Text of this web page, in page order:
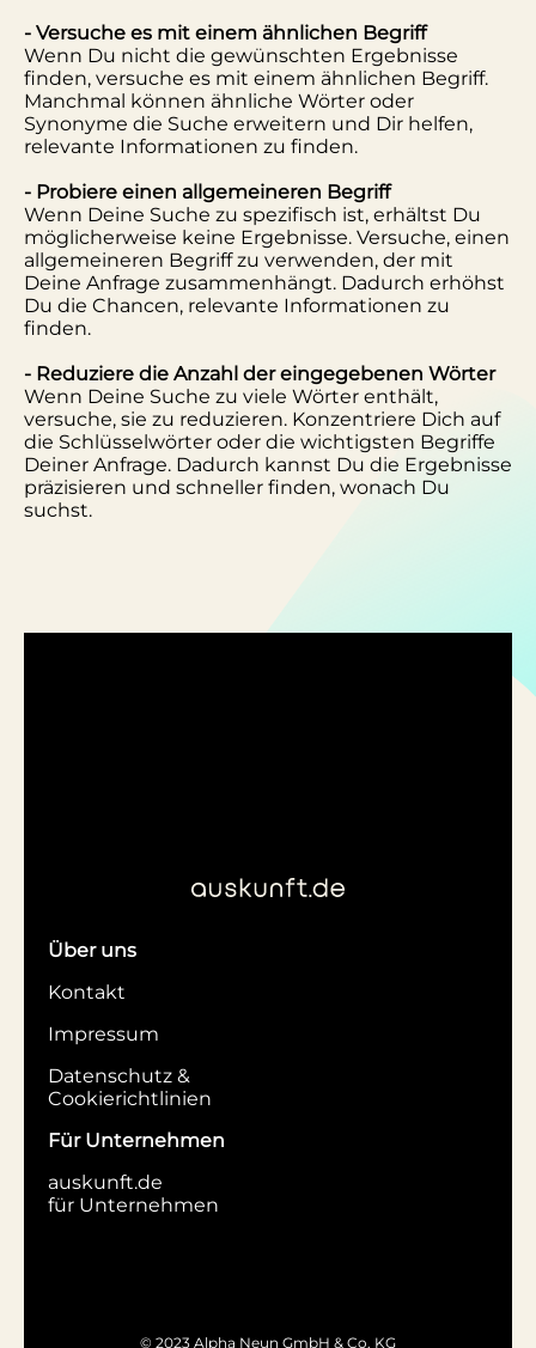
- Versuche es mit einem ähnlichen Begriff
Wenn Du nicht die gewünschten Ergebnisse
finden, versuche es mit einem ähnlichen Begriff.
Manchmal können ähnliche Wörter oder
Synonyme die Suche erweitern und Dir helfen,
relevante Informationen zu finden.
- Probiere einen allgemeineren Begriff
Wenn Deine Suche zu spezifisch ist, erhältst Du
möglicherweise keine Ergebnisse. Versuche, einen
allgemeineren Begriff zu verwenden, der mit
Deine Anfrage zusammenhängt. Dadurch erhöhst
Du die Chancen, relevante Informationen zu
finden.
- Reduziere die Anzahl der eingegebenen Wörter
Wenn Deine Suche zu viele Wörter enthält,
versuche, sie zu reduzieren. Konzentriere Dich auf
die Schlüsselwörter oder die wichtigsten Begriffe
Deiner Anfrage. Dadurch kannst Du die Ergebnisse
präzisieren und schneller finden, wonach Du
suchst.
Über uns
Kontakt
Impressum
Datenschutz &
Cookierichtlinien
Für Unternehmen
auskunft.de
für Unternehmen
© 2023 Alpha Neun GmbH & Co. KG